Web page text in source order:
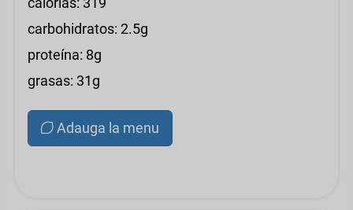
carbohidratos: 2.5g
proteína: 8g
grasas: 31g
Adauga la menu